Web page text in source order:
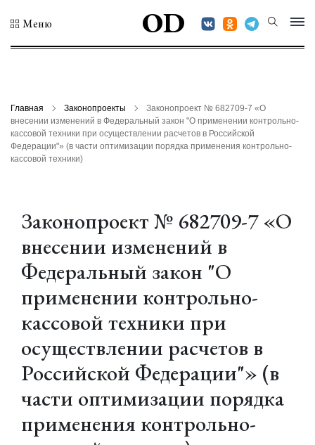
Меню OD
Главная Законопроекты
Законопроект № 682709-7 «О
внесении изменений в Федеральный закон "О применении контрольно-
кассовой техники при осуществлении расчетов в Российской
Федерации"» (в части оптимизации порядка применения контрольно-
кассовой техники)
Законопроект № 682709-7 «О
внесении изменений в
Федеральный закон "О
применении контрольно-
кассовой техники при
осуществлении расчетов в
Российской Федерации"» (в
части оптимизации порядка
применения контрольно-